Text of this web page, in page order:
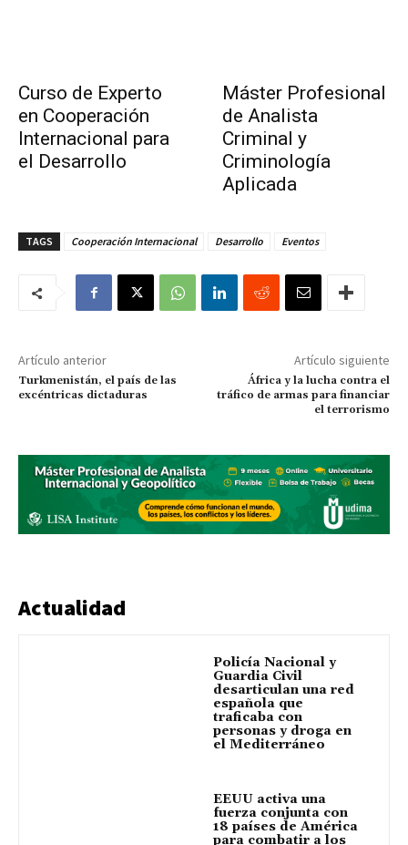
Curso de Experto
en Cooperación
Internacional para
el Desarrollo
Máster Profesional
de Analista
Criminal y
Criminología
Aplicada
TAGS Cooperación Internacional Desarrollo Eventos
Artículo anterior
Turkmenistán, el país de las
excéntricas dictaduras
Artículo siguiente
África y la lucha contra el
tráfico de armas para financiar
el terrorismo
Actualidad
Policía Nacional y
Guardia Civil
desarticulan una red
española que
traficaba con
personas y droga en
el Mediterráneo
EEUU activa una
fuerza conjunta con
18 países de América
para combatir a los